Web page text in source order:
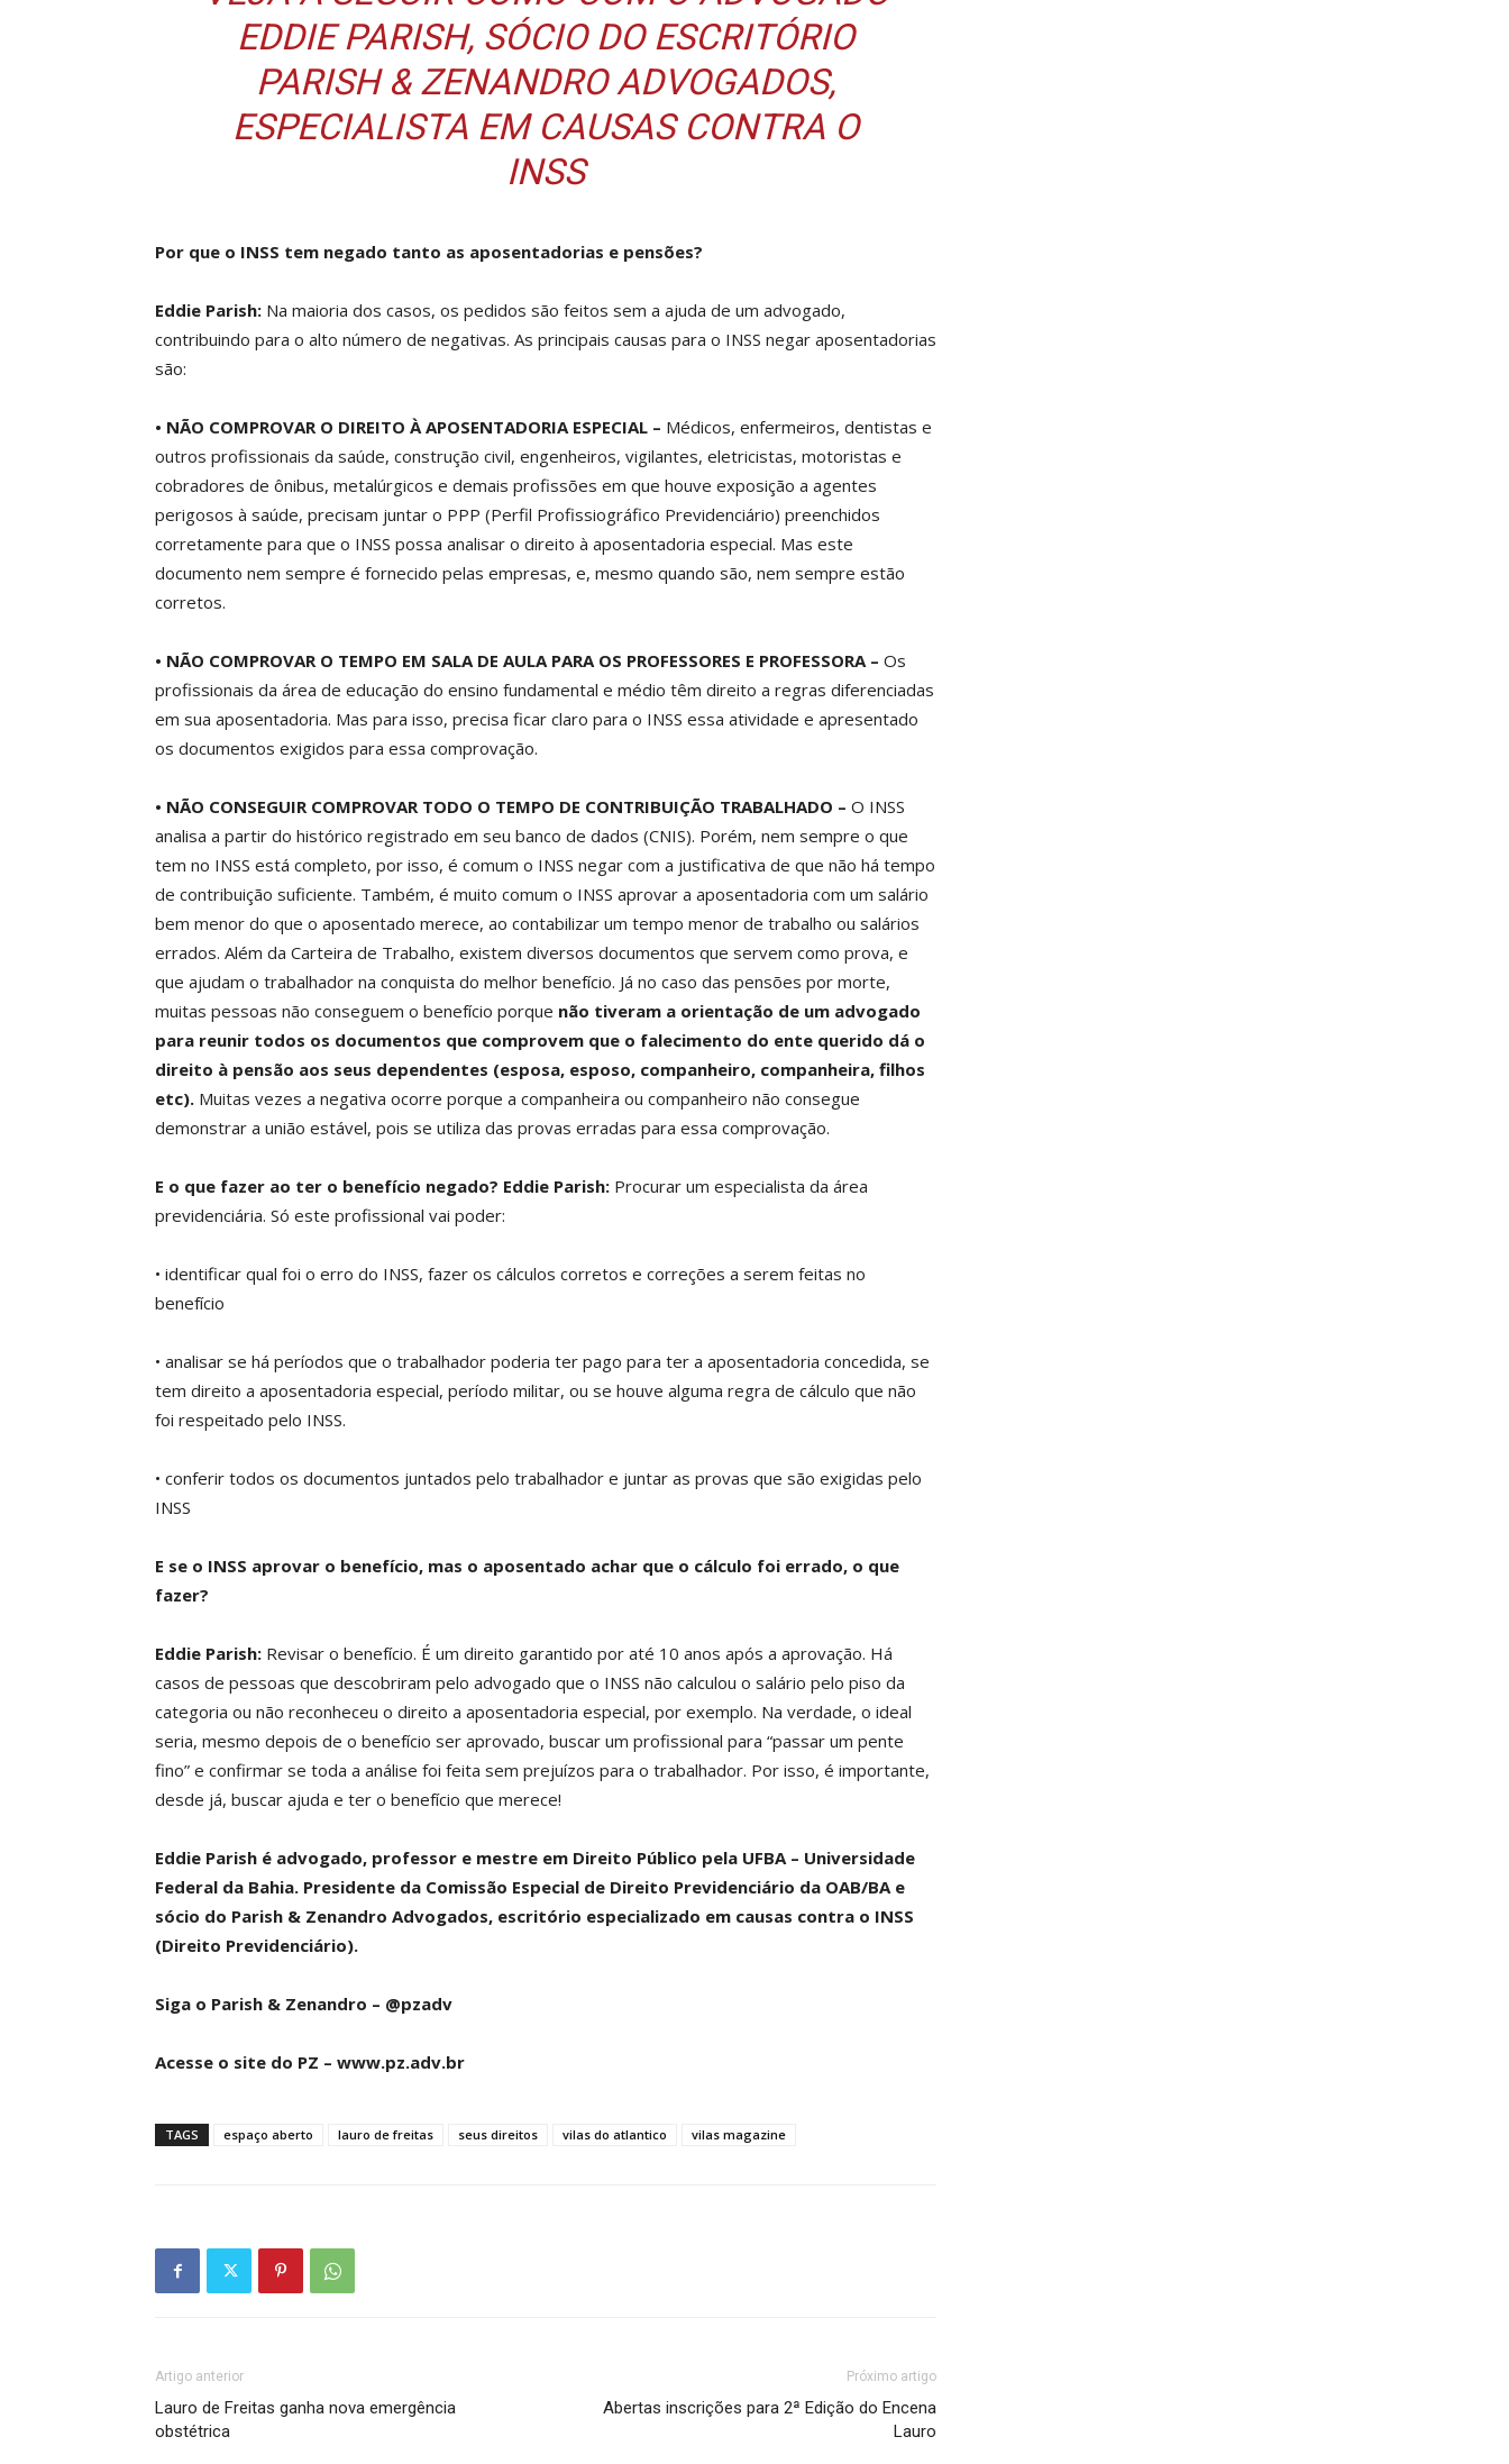
EDDIE PARISH, SÓCIO DO ESCRITÓRIO
PARISH & ZENANDRO ADVOGADOS,
ESPECIALISTA EM CAUSAS CONTRA O
INSS
Por que o INSS tem negado tanto as aposentadorias e pensões?
Eddie Parish: Na maioria dos casos, os pedidos são feitos sem a ajuda de um advogado,
contribuindo para o alto número de negativas. As principais causas para o INSS negar aposentadorias
são:
• NÃO COMPROVAR O DIREITO À APOSENTADORIA ESPECIAL – Médicos, enfermeiros, dentistas e
outros profissionais da saúde, construção civil, engenheiros, vigilantes, eletricistas, motoristas e
cobradores de ônibus, metalúrgicos e demais profissões em que houve exposição a agentes
perigosos à saúde, precisam juntar o PPP (Perfil Profissiográfico Previdenciário) preenchidos
corretamente para que o INSS possa analisar o direito à aposentadoria especial. Mas este
documento nem sempre é fornecido pelas empresas, e, mesmo quando são, nem sempre estão
corretos.
• NÃO COMPROVAR O TEMPO EM SALA DE AULA PARA OS PROFESSORES E PROFESSORA – Os
profissionais da área de educação do ensino fundamental e médio têm direito a regras diferenciadas
em sua aposentadoria. Mas para isso, precisa ficar claro para o INSS essa atividade e apresentado
os documentos exigidos para essa comprovação.
• NÃO CONSEGUIR COMPROVAR TODO O TEMPO DE CONTRIBUIÇÃO TRABALHADO – O INSS
analisa a partir do histórico registrado em seu banco de dados (CNIS). Porém, nem sempre o que
tem no INSS está completo, por isso, é comum o INSS negar com a justificativa de que não há tempo
de contribuição suficiente. Também, é muito comum o INSS aprovar a aposentadoria com um salário
bem menor do que o aposentado merece, ao contabilizar um tempo menor de trabalho ou salários
errados. Além da Carteira de Trabalho, existem diversos documentos que servem como prova, e
que ajudam o trabalhador na conquista do melhor benefício. Já no caso das pensões por morte,
muitas pessoas não conseguem o benefício porque não tiveram a orientação de um advogado
para reunir todos os documentos que comprovem que o falecimento do ente querido dá o
direito à pensão aos seus dependentes (esposa, esposo, companheiro, companheira, filhos
etc). Muitas vezes a negativa ocorre porque a companheira ou companheiro não consegue
demonstrar a união estável, pois se utiliza das provas erradas para essa comprovação.
E o que fazer ao ter o benefício negado? Eddie Parish: Procurar um especialista da área
previdenciária. Só este profissional vai poder:
• identificar qual foi o erro do INSS, fazer os cálculos corretos e correções a serem feitas no
benefício
• analisar se há períodos que o trabalhador poderia ter pago para ter a aposentadoria concedida, se
tem direito a aposentadoria especial, período militar, ou se houve alguma regra de cálculo que não
foi respeitado pelo INSS.
• conferir todos os documentos juntados pelo trabalhador e juntar as provas que são exigidas pelo
INSS
E se o INSS aprovar o benefício, mas o aposentado achar que o cálculo foi errado, o que
fazer?
Eddie Parish: Revisar o benefício. É um direito garantido por até 10 anos após a aprovação. Há
casos de pessoas que descobriram pelo advogado que o INSS não calculou o salário pelo piso da
categoria ou não reconheceu o direito a aposentadoria especial, por exemplo. Na verdade, o ideal
seria, mesmo depois de o benefício ser aprovado, buscar um profissional para “passar um pente
fino” e confirmar se toda a análise foi feita sem prejuízos para o trabalhador. Por isso, é importante,
desde já, buscar ajuda e ter o benefício que merece!
Eddie Parish é advogado, professor e mestre em Direito Público pela UFBA – Universidade
Federal da Bahia. Presidente da Comissão Especial de Direito Previdenciário da OAB/BA e
sócio do Parish & Zenandro Advogados, escritório especializado em causas contra o INSS
(Direito Previdenciário).
Siga o Parish & Zenandro – @pzadv
Acesse o site do PZ – www.pz.adv.br
TAGS espaço aberto lauro de freitas seus direitos vilas do atlantico vilas magazine
Artigo anterior
Lauro de Freitas ganha nova emergência
obstétrica
Próximo artigo
Abertas inscrições para 2ª Edição do Encena
Lauro